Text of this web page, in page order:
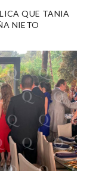
QUE TANIA
NIETO